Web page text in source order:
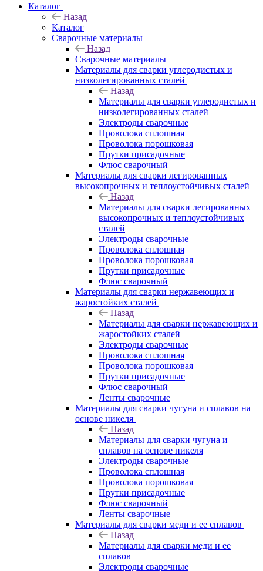
Каталог
Назад
Каталог
Сварочные материалы
Назад
Сварочные материалы
Материалы для сварки углеродистых и
низколегированных сталей
Назад
Материалы для сварки углеродистых и
низколегированных сталей
Электроды сварочные
Проволока сплошная
Проволока порошковая
Прутки присадочные
Флюс сварочный
Материалы для сварки легированных
высокопрочных и теплоустойчивых сталей
Назад
Материалы для сварки легированных
высокопрочных и теплоустойчивых
сталей
Электроды сварочные
Проволока сплошная
Проволока порошковая
Прутки присадочные
Флюс сварочный
Материалы для сварки нержавеющих и
жаростойких сталей
Назад
Материалы для сварки нержавеющих и
жаростойких сталей
Электроды сварочные
Проволока сплошная
Проволока порошковая
Прутки присадочные
Флюс сварочный
Ленты сварочные
Материалы для сварки чугуна и сплавов на
основе никеля
Назад
Материалы для сварки чугуна и
сплавов на основе никеля
Электроды сварочные
Проволока сплошная
Проволока порошковая
Прутки присадочные
Флюс сварочный
Ленты сварочные
Материалы для сварки меди и ее сплавов
Назад
Материалы для сварки меди и ее
сплавов
Электроды сварочные